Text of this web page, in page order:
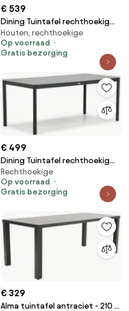
€ 539
Dining Tuintafel rechthoekig
220 x 94 cm Grijs Residence
Houten, rechthoekige
Op voorraad
Gratis bezorging
€ 499
Dining Tuintafel rechthoekig
180 x 90 cm Grijs Como
Rechthoekige
Op voorraad
Gratis bezorging
€ 329
Alma tuintafel antraciet - 210 x